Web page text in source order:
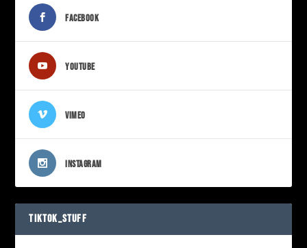
FACEBOOK
YOUTUBE
VIMEO
INSTAGRAM
TIKTOK_STUFF